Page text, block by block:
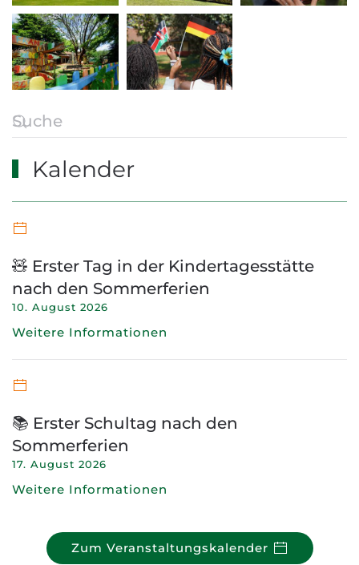
Kalender
🧸 Erster Tag in der Kindertagesstätte
nach den Sommerferien
10. August 2026
Weitere Informationen
📚 Erster Schultag nach den
Sommerferien
17. August 2026
Weitere Informationen
Zum Veranstaltungskalender